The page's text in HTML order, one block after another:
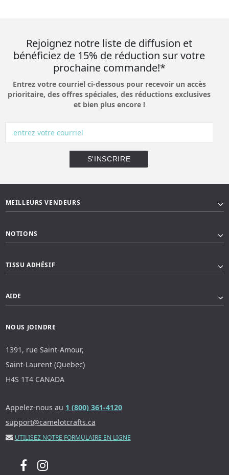
Rejoignez notre liste de diffusion et
bénéficiez de 15% de réduction sur votre
prochaine commande!*
Entrez votre courriel ci-dessous pour recevoir un accès
prioritaire, des offres spéciales, des réductions exclusives
et bien plus encore !
MEILLEURS VENDEURS
NOTIONS
TISSU ADHÉSIF
AIDE
NOUS JOINDRE
1391, rue Saint-Amour,
Saint-Laurent (Quebec)
H4S 1T4 CANADA
Appelez-nous au 1 (800) 361-4120
support@camelotcrafts.ca
UTILISEZ NOTRE FORMULAIRE EN LIGNE